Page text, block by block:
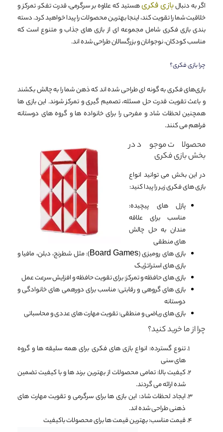
اگر به دنبالبازی فکریهستید که علاوه بر سرگرمی، قدرت تفکر، تمرکز و
خلاقیت شما را تقویت کند، اینجا بهترین محصولات را پیدا خواهید کرد. دسته
بندی بازی فکری شامل مجموعه ای از بازی های جذاب و متنوع است که
مناسب کودکان، نوجوانان و بزرگسالان طراحی شده اند.
چرا بازی فکری؟
بازی‌های فکری به گونه ای طراحی شده اند که ذهن شما را به چالش بکشند
و باعث تقویت قدرت حل مسئله، تصمیم گیری و تمرکز شوند. این بازی ها
همچنین لحظات شاد و مفرحی را برای خانواده ها و گروه های دوستانه
فراهم می کنند.
محصولات موجود در
بخش بازی فکری
در این بخش می توانید انواع
بازی های فکری زیر را پیدا کنید:
پازل های پیچیده:
مناسب برای علاقه
مندان به حل چالش
های منطقی
بازی های رومیزی (Board Games)
: مثل شطرنج، دبلن، مافیا و
بازی های استراتژیک
بازی های حافظه و تمرکز: برای تقویت حافظه و افزایش سرعت عمل
بازی های گروهی و رقابتی: مناسب برای دورهمی های خانوادگی و
دوستانه
بازی های ریاضی و منطقی: تقویت مهارت های عددی و محاسباتی
چرا از ما خرید کنید؟
تنوع گسترده: انواع بازی های فکری برای همه سلیقه ها و گروه
های سنی
کیفیت بالا: تمامی محصولات از بهترین برند ها و با کیفیت تضمین
شده ارائه می گردند.
ایجاد لحظات شاد: این بازی ها برای سرگرمی و تقویت مهارت های
ذهنی طراحی شده اند.
قیمت مناسب: بهترین قیمت ها برای محصولات باکیفیت